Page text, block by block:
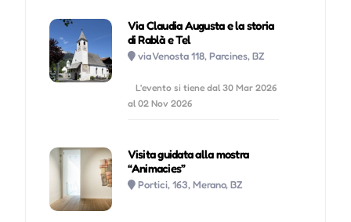
Via Claudia Augusta e la storia
di Rablà e Tel
via Venosta 118, Parcines, BZ
L'evento si tiene dal 30 Mar 2026
al 02 Nov 2026
Visita guidata alla mostra
“Animacies”
Portici, 163, Merano, BZ